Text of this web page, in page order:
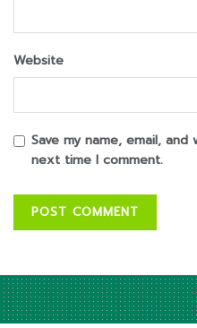
Website
Save my name, email,
next time I comment.